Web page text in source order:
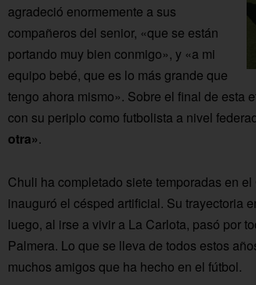
agradeció enormemente a sus
compañeros del senior, «que se están
portando muy bien conmigo», y «a mi
equipo bebé, que es lo más grande que
tengo ahora mismo». Sobre el final de esta
con su periplo como futbolista a nivel
otra».
Chuli ha completado siete temporadas en
inauguró el césped artificial. Su trayectoria
luego, al irse a vivir a La Carlota, pasó por
Palmera. Lo que se lleva de todos estos
muchos amigos que ha hecho en el fútbol.